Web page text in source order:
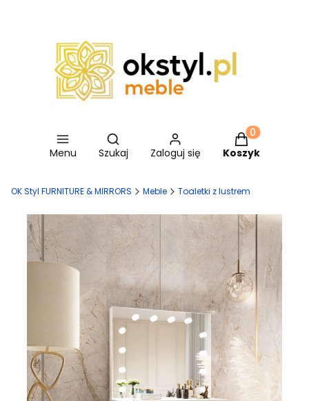
Menu
Otwórz wyszukiwarkę
Szukaj Zaloguj się
Produkty w
Koszyk
OK Styl FURNITURE & MIRRORS Meble Toaletki z lustrem